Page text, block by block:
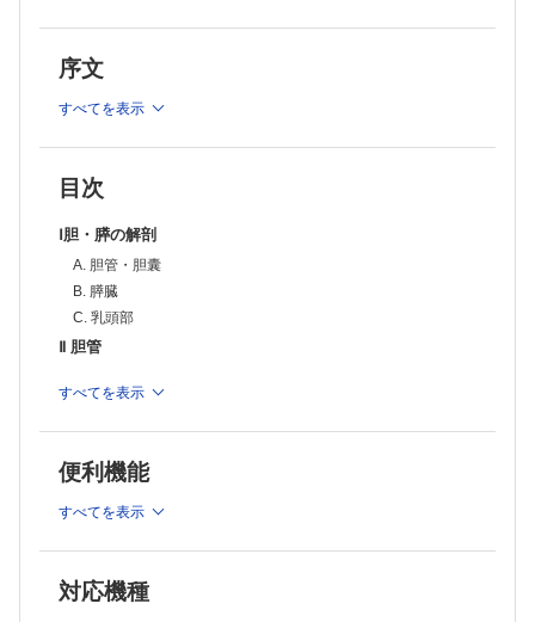
4. 肝内胆管癌
5. 膵癌による悪性胆道閉塞
6. その他臓器癌による悪性胆道閉塞
1. 胆管内乳頭状腫瘍(IPNB)
4. 断端神経腫
5. Peribillary cyst
6. 胆道出血
7. Portal cavernoma cholangiopathy
Ⅲ 胆囊
A. 正常像
B. 非腫瘍性疾患
2. 胆囊腺筋腫症
4. 黄色肉芽腫性胆囊炎(XGC)
2. 胆囊腺腫
3. 胆囊癌
4. 胆囊内乳頭状腫瘍(ICPN)
1. 陶器様胆囊
3. 遊走胆囊
適な一冊．
序文
すべてを表示
目次
Ⅰ胆・膵の解剖
A. 胆管・胆囊
B. 膵臓
C. 乳頭部
Ⅱ 胆管
B. 良性疾患
1. 総胆管結石
2. Mirizzi 症候群
3. 肝内結石
4. 原発性硬化性胆管炎(PSC)
7. 好酸球性胆管炎
すべてを表示
便利機能
すべてを表示
対応機種